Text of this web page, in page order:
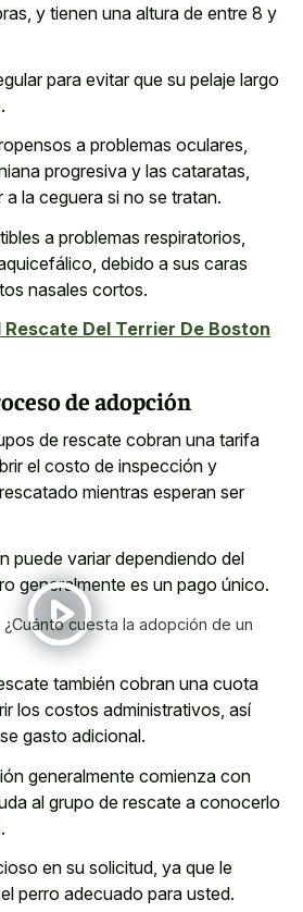
y tienen una altura de entre 8 y
para evitar que su pelaje largo
a problemas oculares,
progresiva y las cataratas,
la ceguera si no se tratan.
a problemas respiratorios,
debido a sus caras
nasales cortos.
Rescate Del Terrier De Boston
de adopción
de rescate cobran una tarifa
el costo de inspección y
mientras esperan ser
puede variar dependiendo del
generalmente es un pago único.
¿Cuánto cuesta la adopción de un
también cobran una cuota
los costos administrativos, así
gasto adicional.
generalmente comienza con
al grupo de rescate a conocerlo
en su solicitud, ya que le
perro adecuado para usted.